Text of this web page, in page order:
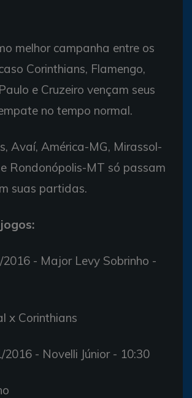
melhor campanha entre os
Corinthians, Flamengo,
e Cruzeiro vençam seus
no tempo normal.
Avaí, América-MG, Mirassol-
e Rondonópolis-MT só passam
suas partidas.
2016 - Major Levy Sobrinho -
x Corinthians
2016 - Novelli Júnior - 10:30